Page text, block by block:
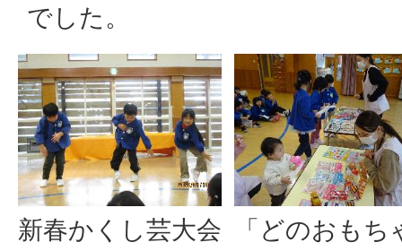
でした。
新春かくし芸大会
「どのおもち